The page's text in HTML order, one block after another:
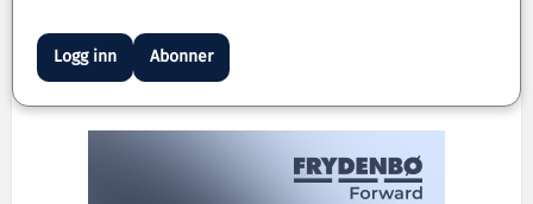
Logg inn Abonner